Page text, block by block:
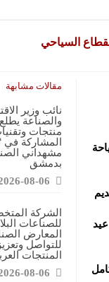
‏السياحي
مقالات مشابهة
نائب وزير
والصناعة
منتجات
المشاركة في
بدمشق
08-06
الشركة
للصناعات
المعارض
للتواصل
المنتجات
08-06